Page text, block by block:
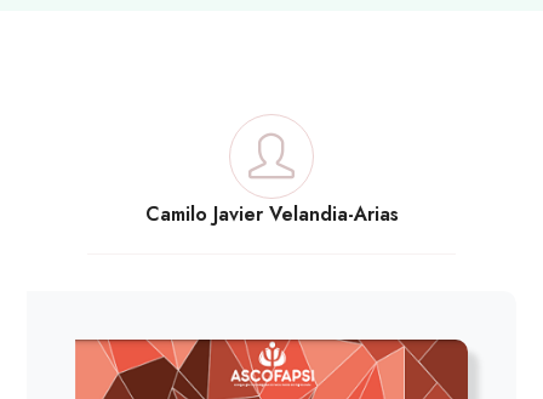
Camilo Javier Velandia-Arias